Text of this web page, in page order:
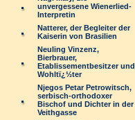
unvergessene Wienerlied-
Interpretin
Natterer, der Begleiter der
Kaiserin von Brasilien
Neuling Vinzenz,
Bierbrauer,
Etablissementbesitzer und
Wohltï¿½ter
Njegos Petar Petrowitsch,
serbisch-orthodoxer
Bischof und Dichter in der
Veithgasse